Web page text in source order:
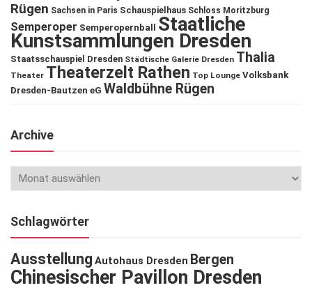
Rügen Sachsen in Paris Schauspielhaus Schloss Moritzburg
Semperoper Semperopernball Staatliche
Kunstsammlungen Dresden
Staatsschauspiel Dresden Städtische Galerie Dresden Thalia
Theater Theaterzelt Rathen Top Lounge Volksbank
Dresden-Bautzen eG Waldbühne Rügen
Archive
Schlagwörter
Ausstellung Autohaus Dresden Bergen
Chinesischer Pavillon Dresden